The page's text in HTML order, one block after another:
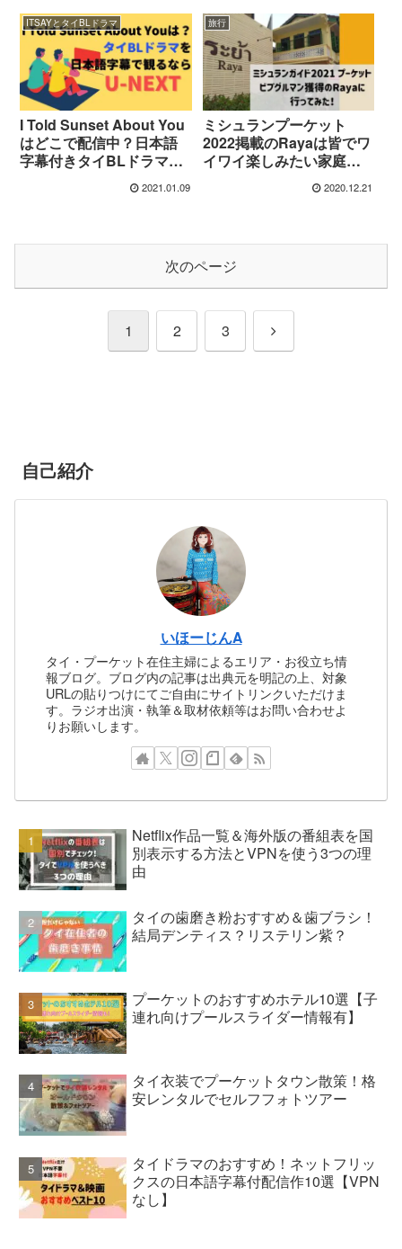
ITSAYとタイBLドラマ
I Told Sunset About You
はどこで配信中？日本語
字幕付きタイBLドラマの
2021.01.09
旅行
ミシュランプーケット
2022掲載のRayaは皆でワ
イワイ楽しみたい家庭的
なタイ南部料理店 2020.12.21
次のページ
1 2 3
次
自己紹介
いほーじんA
タイ・プーケット在住主婦によるエリア・お役立ち情
報ブログ。ブログ内の記事は出典元を明記の上、対象
URLの貼りつけにてご自由にサイトリンクいただけま
す。ラジオ出演・執筆＆取材依頼等はお問い合わせよ
りお願いします。
Netflix作品一覧＆海外版の番組表を国
別表示する方法とVPNを使う3つの理
由
タイの歯磨き粉おすすめ＆歯ブラシ！
結局デンティス？リステリン紫？
プーケットのおすすめホテル10選【子
連れ向けプールスライダー情報有】
タイ衣装でプーケットタウン散策！格
安レンタルでセルフフォトツアー
タイドラマのおすすめ！ネットフリッ
クスの日本語字幕付配信作10選【VPN
なし】